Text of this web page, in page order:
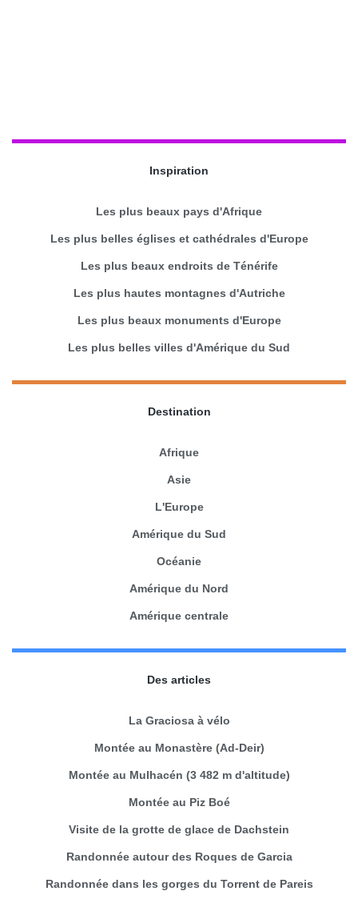
Inspiration
Les plus beaux pays d'Afrique
Les plus belles églises et cathédrales d'Europe
Les plus beaux endroits de Ténérife
Les plus hautes montagnes d'Autriche
Les plus beaux monuments d'Europe
Les plus belles villes d'Amérique du Sud
Destination
Afrique
Asie
L'Europe
Amérique du Sud
Océanie
Amérique du Nord
Amérique centrale
Des articles
La Graciosa à vélo
Montée au Monastère (Ad-Deir)
Montée au Mulhacén (3 482 m d'altitude)
Montée au Piz Boé
Visite de la grotte de glace de Dachstein
Randonnée autour des Roques de Garcia
Randonnée dans les gorges du Torrent de Pareis